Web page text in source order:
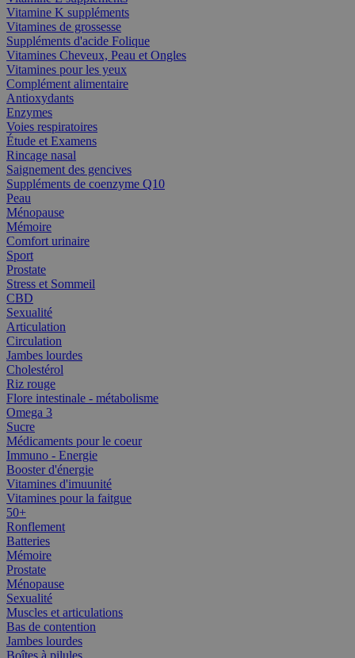
Vitamine K suppléments
Vitamines de grossesse
Suppléments d'acide Folique
Vitamines Cheveux, Peau et Ongles
Vitamines pour les yeux
Complément alimentaire
Antioxydants
Enzymes
Voies respiratoires
Étude et Examens
Rincage nasal
Saignement des gencives
Suppléments de coenzyme Q10
Peau
Ménopause
Mémoire
Comfort urinaire
Sport
Prostate
Stress et Sommeil
CBD
Sexualité
Articulation
Circulation
Jambes lourdes
Cholestérol
Riz rouge
Flore intestinale - métabolisme
Omega 3
Sucre
Médicaments pour le coeur
Immuno - Energie
Booster d'énergie
Vitamines d'imuunité
Vitamines pour la faitgue
50+
Ronflement
Batteries
Mémoire
Prostate
Ménopause
Sexualité
Muscles et articulations
Bas de contention
Jambes lourdes